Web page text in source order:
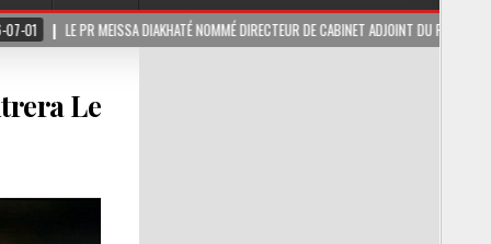
DIAKHATÉ NOMMÉ DIRECTEUR DE CABINET ADJOINT DU PRÉSIDENT DE LA
Le